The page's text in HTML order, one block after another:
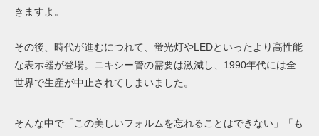
きますよ。
その後、時代が進むにつれて、蛍光灯やLEDといったより高性能
な表示器が登場。ニキシー管の需要は激減し、1990年代には全
世界で生産が中止されてしまいました。
そんな中で「この美しいフォルムを忘れることはできない」「も